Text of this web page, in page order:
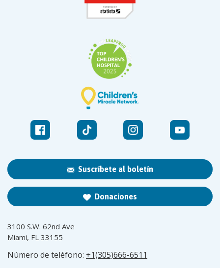
Suscríbete al boletín
Donaciones
3100 S.W. 62nd Ave
Miami, FL 33155
Número de teléfono: +1(305)666-6511